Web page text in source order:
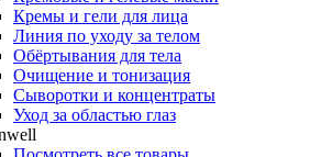
Кремы и гели для лица
Линия по уходу за телом
Обёртывания для тела
Очищение и тонизация
Сыворотки и концентраты
Уход за областью глаз